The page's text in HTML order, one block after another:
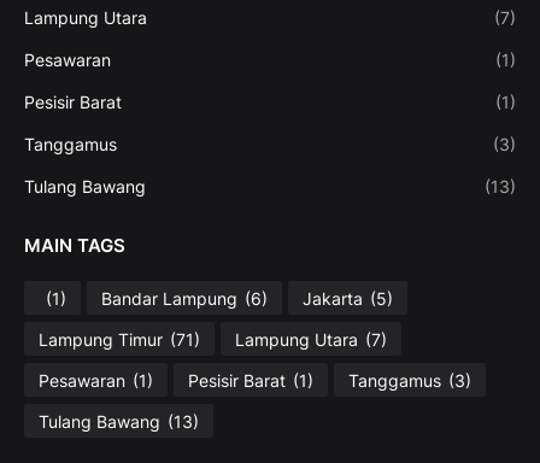
Lampung Utara (7)
Pesawaran (1)
Pesisir Barat (1)
Tanggamus (3)
Tulang Bawang (13)
MAIN TAGS
(1) Bandar Lampung (6) Jakarta (5)
Lampung Timur (71) Lampung Utara (7)
Pesawaran (1) Pesisir Barat (1) Tanggamus (3)
Tulang Bawang (13)